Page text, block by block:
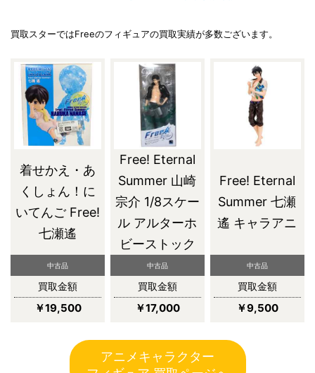
買取スターではFreeのフィギュアの買取実績が多数ございます。
着せかえ・あ
くしょん！に
いてんご Free!
七瀬遙
中古品
買取金額
￥19,500
Free! Eternal
Summer 山崎
宗介 1/8スケー
ル アルターホ
ビーストック
中古品
買取金額
￥17,000
Free! Eternal
Summer 七瀬
遙 キャラアニ
中古品
買取金額
￥9,500
アニメキャラクター